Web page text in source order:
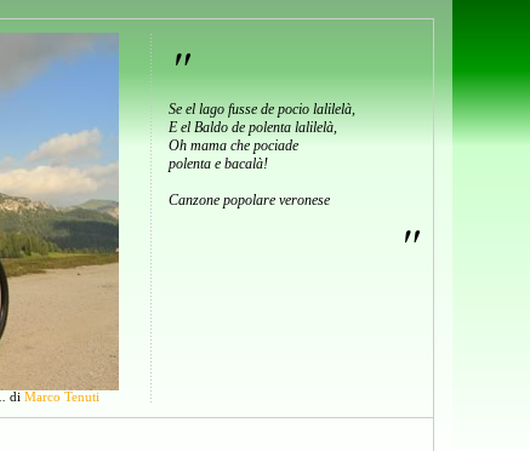
di Marco Tenuti
"
Se el lago fusse de pocio lalilelà,
E el Baldo de polenta lalilelà,
Oh mama che pociade
polenta e bacalà!
Canzone popolare veronese
"